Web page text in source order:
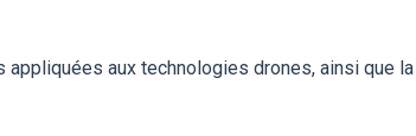
aux technologies drones, ainsi que la